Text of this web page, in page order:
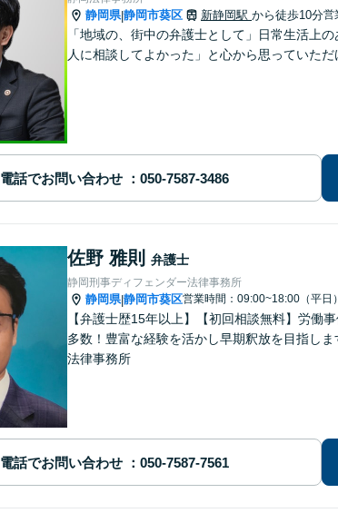
静岡県|静岡市葵区 新静岡駅 から徒歩10分営
「地域の、街中の弁護士として」日常生活上
人に相談してよかった」と心から思っていた
電話でお問い合わせ
佐野 雅則 弁護士
静岡刑事ディフェンダー法律事務所
静岡県|静岡市葵区営業時間：09:00~18:00（平日）
【弁護士歴15年以上】【初回相談無料】労働
多数！豊富な経験を活かし早期釈放を目指し
法律事務所
電話でお問い合わせ